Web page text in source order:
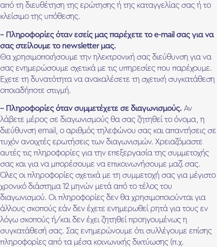
από τη διευθέτηση της ερώτησης ή της καταγγελίας σας ή το
κλείσιμο της υπόθεσης.
– Πληροφορίες όταν εσείς μας παρέχετε το e-mail σας για να
σας στείλουμε το newsletter μας.
Θα χρησιμοποιήσουμε την ηλεκτρονική σας διεύθυνση για να
σας ενημερώσουμε σχετικά με τις υπηρεσίες που παρέχουμε.
Έχετε τη δυνατότητα να ανακαλέσετε τη σχετική συγκατάθεση
οποιαδήποτε στιγμή.
– Πληροφορίες όταν συμμετέχετε σε διαγωνισμούς. Αν
λάβετε μέρος σε διαγωνισμούς θα σας ζητηθεί το όνομα, η
διεύθυνση email, ο αριθμός τηλεφώνου σας και απαντήσεις σε
τυχόν ανοιχτές ερωτήσεις των διαγωνισμών. Χρειαζόμαστε
αυτές τις πληροφορίες για την επεξεργασία της συμμετοχής
σας και για να μπορέσουμε να επικοινωνήσουμε μαζί σας.
Όλες οι πληροφορίες σχετικά με τη συμμετοχή σας για μέγιστο
χρονικό διάστημα 12 μηνών μετά από το τέλος του
διαγωνισμού. Οι πληροφορίες δεν θα χρησιμοποιούνται για
άλλους σκοπούς εάν δεν έχετε ενημερωθεί ρητά για τους εν
λόγω σκοπούς ή/και δεν έχει ζητηθεί προηγουμένως η
συγκατάθεσή σας. Σας ενημερώνουμε ότι συλλέγουμε επίσης
πληροφορίες από τα μέσα κοινωνικής δικτύωσης (π.χ.